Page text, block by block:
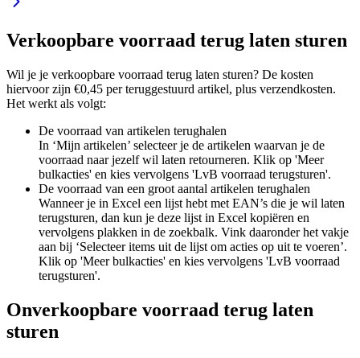
Verkoopbare voorraad terug laten sturen
Wil je je verkoopbare voorraad terug laten sturen? De kosten
hiervoor zijn €0,45 per teruggestuurd artikel, plus verzendkosten.
Het werkt als volgt:
De voorraad van artikelen terughalen
In ‘Mijn artikelen’ selecteer je de artikelen waarvan je de
voorraad naar jezelf wil laten retourneren. Klik op 'Meer
bulkacties' en kies vervolgens 'LvB voorraad terugsturen'.
De voorraad van een groot aantal artikelen terughalen
Wanneer je in Excel een lijst hebt met EAN’s die je wil laten
terugsturen, dan kun je deze lijst in Excel kopiëren en
vervolgens plakken in de zoekbalk. Vink daaronder het vakje
aan bij ‘Selecteer items uit de lijst om acties op uit te voeren’.
Klik op 'Meer bulkacties' en kies vervolgens 'LvB voorraad
terugsturen'.
Onverkoopbare voorraad terug laten
sturen